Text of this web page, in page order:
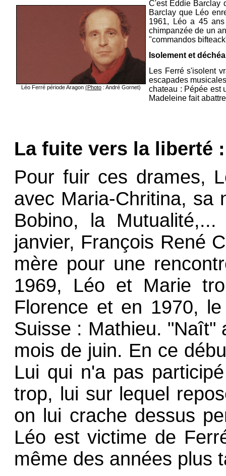
Léo Ferré période Aragon (Photo : André Gornet)
C'est Eddie Barclay
Barclay que Léo
1961, Léo a 45
chimpanzée de un
"commandos
Isolement et
Les Ferré s'isolent
escapades
chateau : Pépée est
Madeleine fait
La fuite vers la liberté :
Pour fuir ces drames,
avec Maria-Chritina, sa
Bobino, la
janvier, François René
mère pour une
1969, Léo et Marie
Florence et en 1970,
Suisse : Mathieu.
mois de juin. En ce
Lui qui n'a pas
trop, lui sur lequel
on lui crache dessus
Léo est victime de
même des années plus